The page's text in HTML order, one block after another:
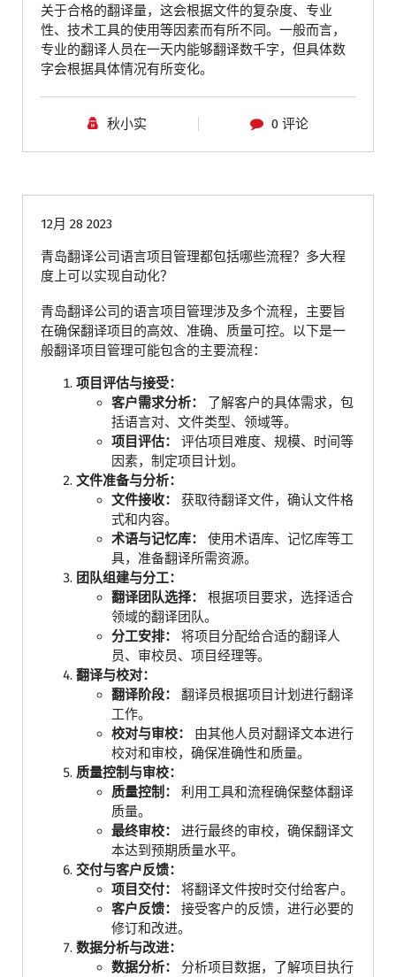
关于合格的翻译量，这会根据文件的复杂度、专业
性、技术工具的使用等因素而有所不同。一般而言，
专业的翻译人员在一天内能够翻译数千字，但具体数
字会根据具体情况有所变化。
秋小实 0 评论
12月 28 2023
青岛翻译公司语言项目管理都包括哪些流程？多大程
度上可以实现自动化？
青岛翻译公司的语言项目管理涉及多个流程，主要旨
在确保翻译项目的高效、准确、质量可控。以下是一
般翻译项目管理可能包含的主要流程：
项目评估与接受：
客户需求分析：
了解客户的具体需求，包
括语言对、文件类型、领域等。
项目评估：
评估项目难度、规模、时间等
因素，制定项目计划。
文件准备与分析：
文件接收：
获取待翻译文件，确认文件格
式和内容。
术语与记忆库：
使用术语库、记忆库等工
具，准备翻译所需资源。
团队组建与分工：
翻译团队选择：
根据项目要求，选择适合
领域的翻译团队。
分工安排：
将项目分配给合适的翻译人
员、审校员、项目经理等。
翻译与校对：
翻译阶段：
翻译员根据项目计划进行翻译
工作。
校对与审校：
由其他人员对翻译文本进行
校对和审校，确保准确性和质量。
质量控制与审校：
质量控制：
利用工具和流程确保整体翻译
质量。
最终审校：
进行最终的审校，确保翻译文
本达到预期质量水平。
交付与客户反馈：
项目交付：
将翻译文件按时交付给客户。
客户反馈：
接受客户的反馈，进行必要的
修订和改进。
数据分析与改进：
数据分析：
分析项目数据，了解项目执行